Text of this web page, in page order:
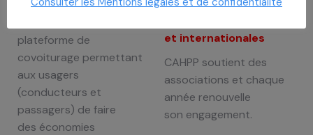
En 2023, CAHPP met à
plateforme de
covoiturage permettant
aux usagers
(conducteurs et
passagers) de faire
des économies
et internationales
CAHPP soutient des
associations et chaque
année renouvelle
son engagement.